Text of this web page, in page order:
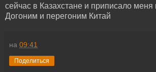
сейчас в Казахстане и приписало меня
Догоним и перегоним Китай
на 09:41
Поделиться